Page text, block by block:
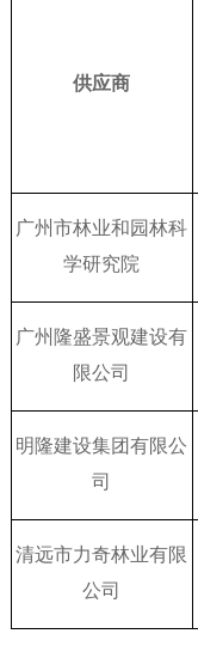
供应商
广州市林业和园林科
学研究院
广州隆盛景观建设有
限公司
明隆建设集团有限公
司
清远市力奇林业有限
公司